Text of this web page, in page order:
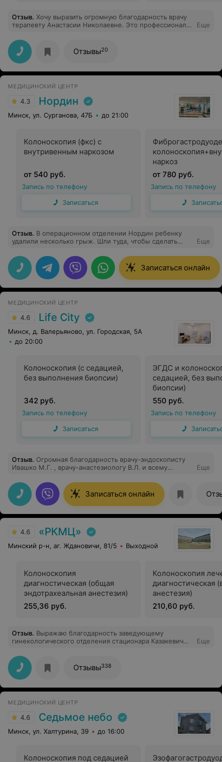
Отзыв. Хочу выразить огромную благодарность врачу
терапевту Анастасии Николаевне. Это профессионал
Еще
Отзывы20
МЕДИЦИНСКИЙ ЦЕНТР
4.3 Нордин
Минск, ул. Сурганова, 47Б до 21:00
Колоноскопия (фкс) с
внутривенным наркозом
от 540 руб.
Запись по телефону
Записаться
наркоз
от 780 руб.
Запись по телефону
Отзыв. В операционном отделении Нордин ребенку
удалили несколько грыж. Шли туда, чтобы сделать
доброжелательный подход к ребенку, отзывчивость
медсестер и администратора. Ребенок очень боится
медицинских процедур, но здесь был спокоен и у него
остались хорошие впечатления от медцентра.
Еще
Записаться онлайн
МЕДИЦИНСКИЙ ЦЕНТР
4.6 Life City
Минск, д. Валерьяново, ул. Городская, 5А
до 20:00
Колоноскопия (с седацией,
без выполнения биопсии)
342 руб.
Запись по телефону
Записаться
ЭГДС и
седацией, без
биопсии)
550 руб.
Запись по телефону
Отзыв. Огромная благодарность врачу-эндоскописту
Ивашко М.Г. , врачу-анастезиологу В.Л. и всему
наркозом, всё прошло замечательно! Очень
рекомендую именно этих профессионалов! Большое
спасибо за поддержку и внимание!
Еще
Записаться онлайн
4.6 «РКМЦ»
Минский р-н, аг. Ждановичи, 81/5 Выходной
Колоноскопия
диагностическая (общая
эндотрахеальная анестезия)
255,36 руб.
Колоноскопия
диагностическая
анестезия)
210,60 руб.
Отзыв. Выражаю благодарность заведующему
гинекологического отделения стационара Казакевич
обслуживающему персоналу отделения за
квалифицированную помощь, внимание, доброту.
Еще
Отзывы338
МЕДИЦИНСКИЙ ЦЕНТР
4.6 Седьмое небо
Минск, ул. Халтурина, 39 до 16:00
Колоноскопия под седацией